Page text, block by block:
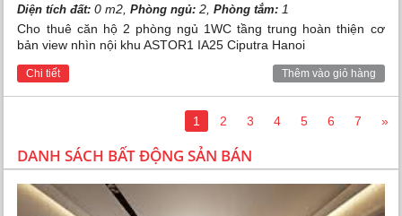
Diện tích đất: 0 m2,Phòng ngủ: 2,Phòng tắm: 1
Cho thuê căn hộ 2 phòng ngủ 1WC tầng trung hoàn thiện cơ
bản view nhìn nội khu ASTOR1 IA25 Ciputra Hanoi
Chi tiết Thêm vào giỏ hàng
1 2 3 4 5 6 7 »
DANH SÁCH BẤT ĐỘNG SẢN BÁN